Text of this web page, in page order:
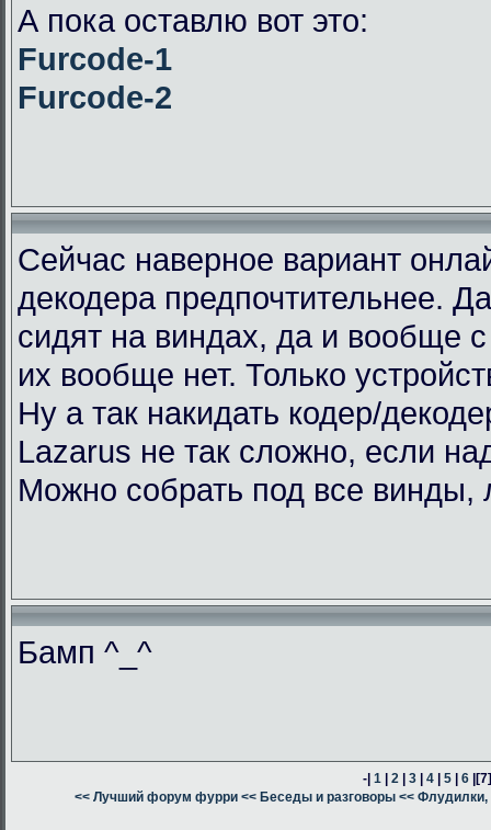
А пока оставлю вот это:
Furcode-1
Furcode-2
Сейчас наверное вариант
декодера предпочтительнее.
сидят на виндах, да и вообще с
их вообще нет. Только
Ну а так накидать кодер/
Lazarus не так сложно, если
Можно собрать под все винды,
Бамп ^_^
-|1 |2 |3 |4 |5 |6 |
<< Лучший форум фурри << Беседы и разговоры << Флудилки,